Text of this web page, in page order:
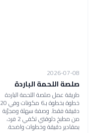
2026-07-08
صلصة اللحمة الباردة
طريقة عمل صلصة اللحمة الباردة
خطوة بخطوة بـ6 مكونات وفي 20
دقيقة فقط. وصفة سهلة ومجرّبة
من مطبخ دلوقتي تكفي 2 فرد،
بمقادير دقيقة وخطوات واضحة.